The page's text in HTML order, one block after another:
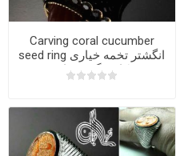
Carving coral cucumber
seed ring انگشتر تخمه خیاری
کاروینگ مرجان